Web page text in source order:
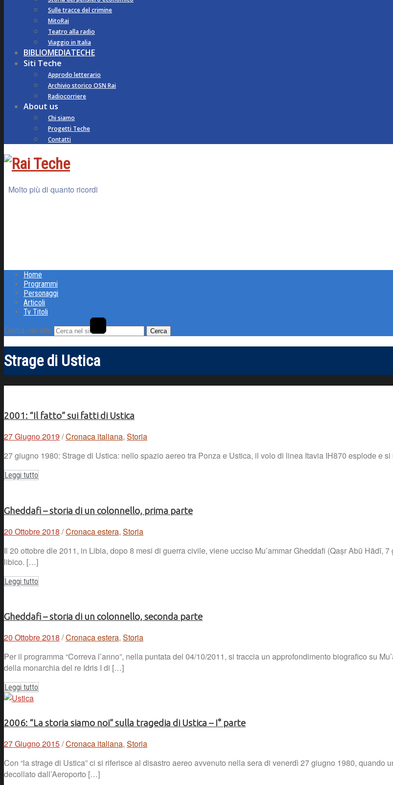
Sulle tracce del crimine
MitoRai
Teatro alla radio
Viaggio in Italia
BIBLIOMEDIATECHE
Siti Teche
Approdo letterario
Archivio storico OSN Rai
Radiocorriere
About us
Chi siamo
Progetti Teche
Contatti
Molto più di quanto ricordi
Home
Programmi
Personaggi
Articoli
Tv Titoli
Cerca nel sito
Strage di Ustica
2001: “Il fatto” sui fatti di Ustica
27 Giugno 2019 /Cronaca italiana, Storia
27 giugno 1980: Strage di Ustica: nello spazio aereo tra Ponza e Ustica, il volo di linea Itavia IH870 esplode e
Leggi tutto
Gheddafi – storia di un colonnello, prima parte
20 Ottobre 2018 /Cronaca estera, Storia
Il 20 ottobre dle 2011, in Libia, dopo 8 mesi di guerra civile, viene ucciso Mu’ammar Gheddafi (Qaṣr Abū Hādī,
libico. […]
Leggi tutto
Gheddafi – storia di un colonnello, seconda parte
20 Ottobre 2018 /Cronaca estera, Storia
Per il programma “Correva l’anno”, nella puntata del 04/10/2011, si traccia un approfondimento biografico su
della monarchia del re Idris I di […]
Leggi tutto
2006: “La storia siamo noi” sulla tragedia di Ustica – I° parte
27 Giugno 2015/Cronaca italiana, Storia
Con “la strage di Ustica” ci si riferisce al disastro aereo avvenuto nella sera di venerdì 27 giugno 1980,
decollato dall’Aeroporto […]